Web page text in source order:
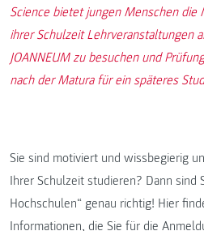
Science bietet jungen Menschen
ihrer Schulzeit Lehrveranstaltungen
JOANNEUM zu besuchen und
nach der Matura für ein späteres
Sie sind motiviert und wissbegierig
Ihrer Schulzeit studieren? Dann sind
Hochschulen“ genau richtig! Hier
Informationen, die Sie für die